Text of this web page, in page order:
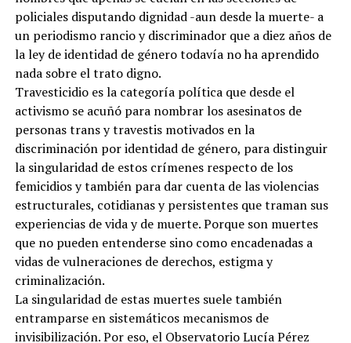
policiales disputando dignidad -aun desde la muerte- a
un periodismo rancio y discriminador que a diez años de
la ley de identidad de género todavía no ha aprendido
nada sobre el trato digno.
Travesticidio es la categoría política que desde el
activismo se acuñó para nombrar los asesinatos de
personas trans y travestis motivados en la
discriminación por identidad de género, para distinguir
la singularidad de estos crímenes respecto de los
femicidios y también para dar cuenta de las violencias
estructurales, cotidianas y persistentes que traman sus
experiencias de vida y de muerte. Porque son muertes
que no pueden entenderse sino como encadenadas a
vidas de vulneraciones de derechos, estigma y
criminalización.
La singularidad de estas muertes suele también
entramparse en sistemáticos mecanismos de
invisibilización. Por eso, el Observatorio Lucía Pérez